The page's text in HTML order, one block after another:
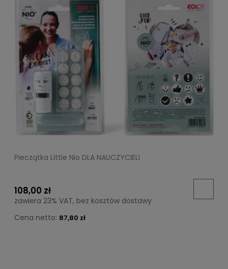
Pieczątka Little Nio DLA NAUCZYCIELI
108,00 zł
zawiera 23% VAT, bez kosztów dostawy
Cena netto: 87,80 zł